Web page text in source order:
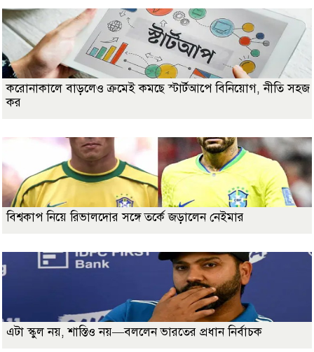
করোনাকালে বাড়লেও ক্রমেই কমছে স্টার্টআপে বিনিয়োগ, নীতি সহজ
কর
বিশ্বকাপ নিয়ে রিভালদোর সঙ্গে তর্কে জড়ালেন নেইমার
এটা স্কুল নয়, শাস্তিও নয়—বললেন ভারতের প্রধান নির্বাচক